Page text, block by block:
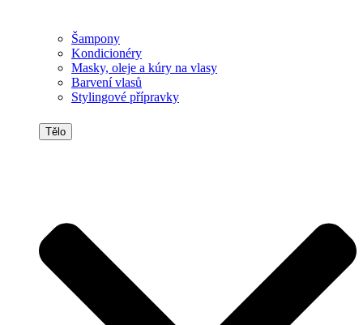
Šampony
Kondicionéry
Masky, oleje a kúry na vlasy
Barvení vlasů
Stylingové přípravky
Tělo